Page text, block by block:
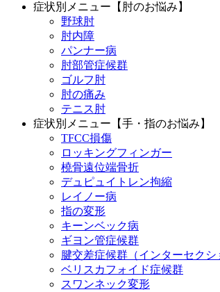
症状別メニュー【肘のお悩み】
野球肘
肘内障
パンナー病
肘部管症候群
ゴルフ肘
肘の痛み
テニス肘
症状別メニュー【手・指のお悩み】
TFCC損傷
ロッキングフィンガー
橈骨遠位端骨折
デュピュイトレン拘縮
レイノー病
指の変形
キーンベック病
ギヨン管症候群
腱交差症候群（インターセクシ
ベリスカフォイド症候群
スワンネック変形